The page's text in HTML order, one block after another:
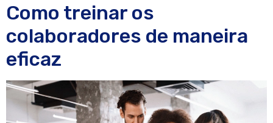
Como treinar os
colaboradores de maneira
eficaz